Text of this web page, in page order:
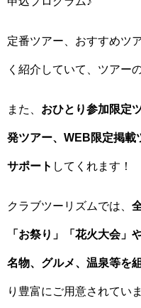
定番ツアー、おすすめツ
く紹介していて、ツアー
また、 おひとり参加限定
発ツアー、WEB限定掲載
サポート してくれます！
クラブツーリズムでは、
「お祭り」「花火大会」
名物、グルメ、温泉等を
り豊富にご用意されていま